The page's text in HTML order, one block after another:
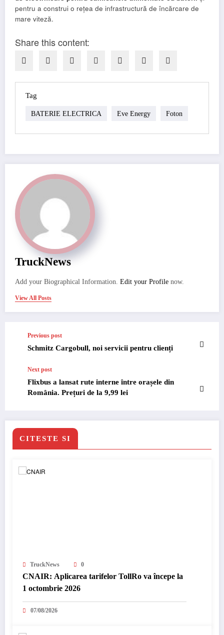
pentru a construi o rețea de infrastructură de încărcare de
mare viteză.
Share this content:
Tag
BATERIE ELECTRICA Eve Energy Foton
TruckNews
Add your Biographical Information. Edit your Profile now.
View All Posts
Previous post
Schmitz Cargobull, noi servicii pentru clienți
Next post
Flixbus a lansat rute interne între orașele din
România. Prețuri de la 9,99 lei
CITESTE SI
TruckNews 0
CNAIR: Aplicarea tarifelor TollRo va începe la
1 octombrie 2026
07/08/2026